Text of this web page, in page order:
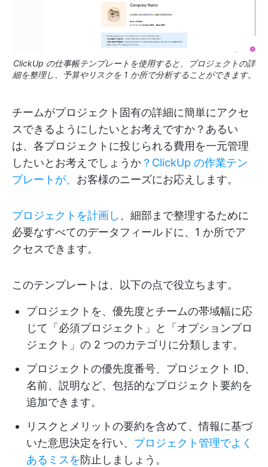
ClickUp の仕事帳テンプレートを使用すると、プロジェクトの詳
細を整理し、予算やリスクを 1 か所で分析することができます。
チームがプロジェクト固有の詳細に簡単にアクセ
スできるようにしたいとお考えですか？あるい
は、各プロジェクトに投じられる費用を一元管理
したいとお考えでしょうか ？ClickUp の作業テン
プレートが、 お客様のニーズにお応えします。
プロジェクトを計画し 、細部まで整理するために
必要なすべてのデータフィールドに、1 か所でア
クセスできます。
このテンプレートは、以下の点で役立ちます。
プロジェクトを、優先度とチームの帯域幅に応
じて「必須プロジェクト」と「オプションプロ
ジェクト」の 2 つのカテゴリに分類します。
プロジェクトの優先度番号、プロジェクト ID、
名前、説明など、包括的なプロジェクト要約を
追加できます。
リスクとメリットの要約を含めて、情報に基づ
いた意思決定を行い、 プロジェクト管理でよく
あるミスを防止しましょう。